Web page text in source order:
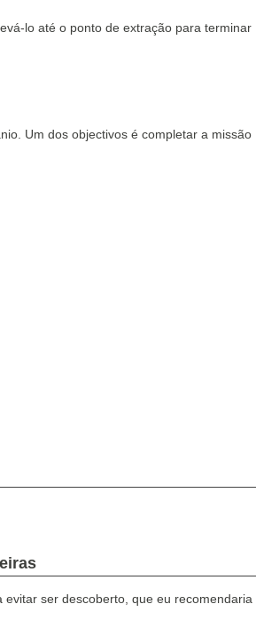
lo até o ponto de extração para terminar
Um dos objectivos é completar a missão
evitar ser descoberto, que eu recomendaria